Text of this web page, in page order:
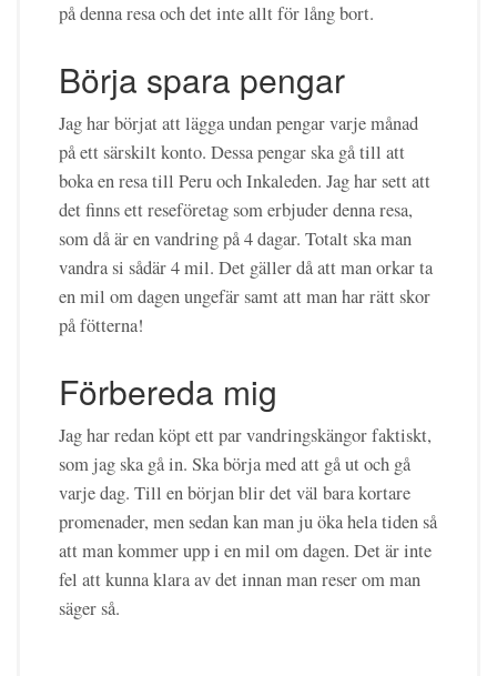
på denna resa och det inte allt för lång bort.
Börja spara pengar
Jag har börjat att lägga undan pengar varje månad
på ett särskilt konto. Dessa pengar ska gå till att
boka en resa till Peru och Inkaleden. Jag har sett att
det finns ett reseföretag som erbjuder denna resa,
som då är en vandring på 4 dagar. Totalt ska man
vandra si sådär 4 mil. Det gäller då att man orkar ta
en mil om dagen ungefär samt att man har rätt skor
på fötterna!
Förbereda mig
Jag har redan köpt ett par vandringskängor faktiskt,
som jag ska gå in. Ska börja med att gå ut och gå
varje dag. Till en början blir det väl bara kortare
promenader, men sedan kan man ju öka hela tiden så
att man kommer upp i en mil om dagen. Det är inte
fel att kunna klara av det innan man reser om man
säger så.